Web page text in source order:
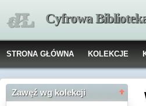
Cyfrowa
STRONA GŁÓWNA KOLEKCJE
Zawęź wg kolekcji